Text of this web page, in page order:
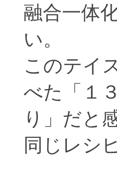
融合一体
い。
このテイ
べた「１
り」だと
同じレシ